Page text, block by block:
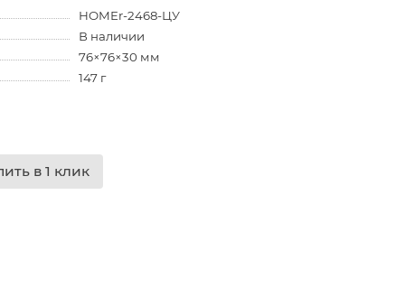
HOMEr-2468-ЦУ
В наличии
76×76×30 мм
147 г
в 1 клик